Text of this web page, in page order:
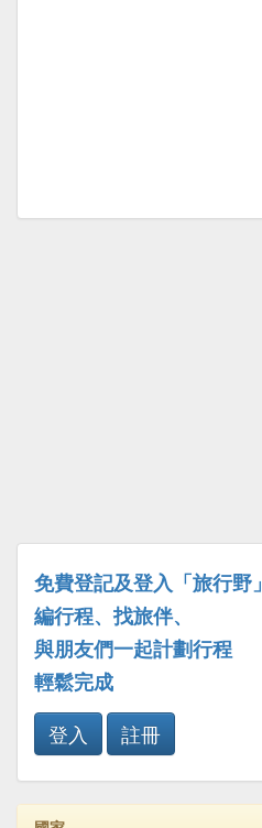
免費登記及登入「旅行野」
編行程、找旅伴、
與朋友們一起計劃行程
輕鬆完成
登入
註冊